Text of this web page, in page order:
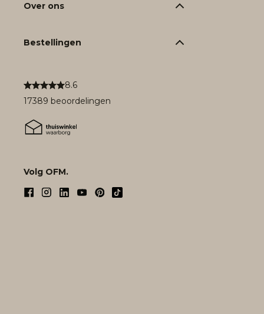
8.6
17389 beoordelingen
Volg OFM.
Over ons
Bestellingen